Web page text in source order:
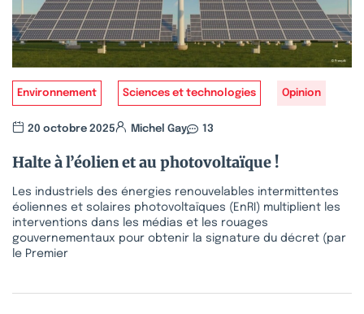
Environnement Sciences et technologies Opinion
20 octobre 2025 Michel Gay 13
Halte à l’éolien et au photovoltaïque !
Les industriels des énergies renouvelables intermittentes
éoliennes et solaires photovoltaïques (EnRI) multiplient les
interventions dans les médias et les rouages
gouvernementaux pour obtenir la signature du décret (par
le Premier